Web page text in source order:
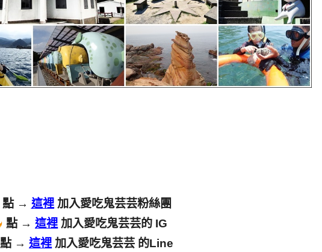
點 → 這裡 加入愛吃鬼芸芸粉絲團
點 →這裡加入愛吃鬼芸芸的 IG
點 →這裡加入愛吃鬼芸芸 的Line